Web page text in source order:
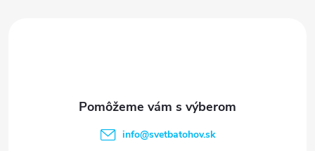
info@svetbatohov.sk